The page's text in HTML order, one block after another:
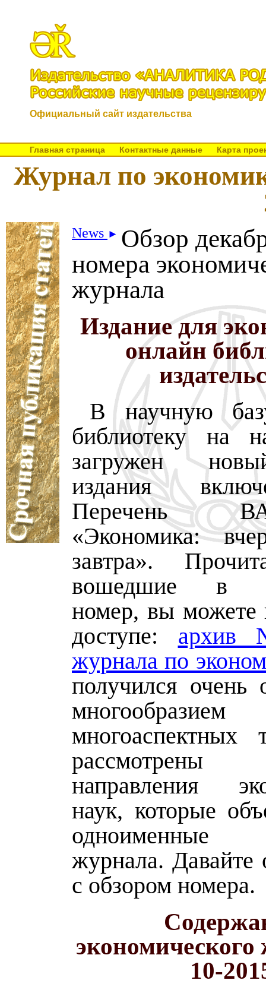
Официальный сайт издательства
Главная страница Контактные данные Карта
Журнал по
News ► Обзор
номера
журнала
Издание для
онлайн
В научную
библиотеку на
загружен
издания
Перечень
«Экономика:
завтра».
вошедшие в
номер, вы можете
доступе: архив
журнала по
получился очень
рассмотрены
направления
наук, которые
журнала. Давайте
с обзором номера.
10-